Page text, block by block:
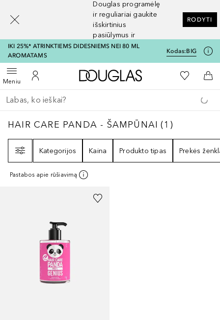
Douglas programėlę
ir reguliariai gaukite
išskirtinius
pasiūlymus ir
nuolaidas
RODYTI
IKI 25%* ATRINKTIEMS DIDESNIEMS NEI 80 ML
AROMATAMS
Kodas:BIG
MeniuAtidaryti meniuĮ mano paskyrą
Į Douglas pagrindinį
Į mano
Į
Grįžk atgal
Vykdykite paiešką
HAIR CARE PANDA - ŠAMPŪNAI 1
HAIR CARE PANDA - ŠAMPŪNAI (1 )
Kategorijos
Kaina Produkto tipas Prekės
Pastabos apie rūšiavimą
[navigation.slideout.screenreader]